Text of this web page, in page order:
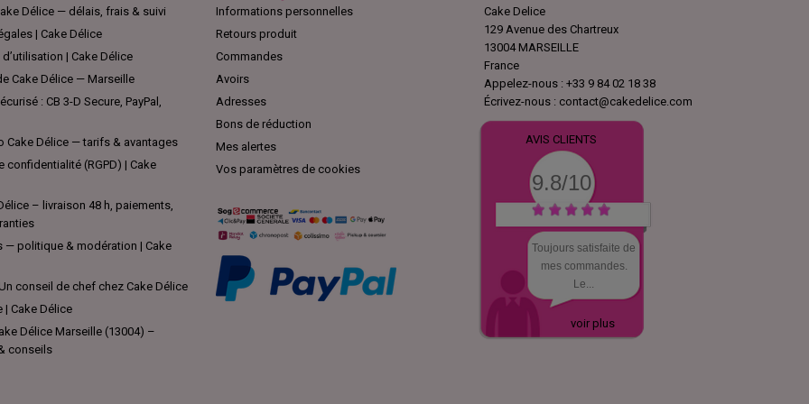
Délice — délais, frais & suivi
| Cake Délice
| Cake Délice
Cake Délice — Marseille
: CB 3-D Secure, PayPal,
Cake Délice — tarifs & avantages
confidentialité (RGPD) | Cake
– livraison 48 h, paiements,
— politique & modération | Cake
conseil de chef chez Cake Délice
| Cake Délice
Délice Marseille (13004) –
conseils
Informations personnelles
Retours produit
Commandes
Avoirs
Adresses
Bons de réduction
Mes alertes
Vos paramètres de cookies
Cake Delice
129 Avenue des Chartreux
13004 MARSEILLE
France
Appelez-nous :+33 9 84 02 18 38
Écrivez-nous : contact@cakedelice.com
AVIS CLIENTS
9.8/10
Toujours satisfaite de
mes commandes.
Le...
voir plus